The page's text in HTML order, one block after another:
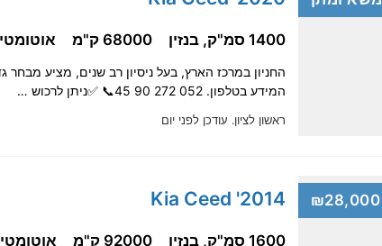
ראשון לציון. עודכן לפני יום
1400 סמ"ק, בנזין 68000 ק"מ אוטומטי
החניון במרכז הארץ, בעל ניסיון רב שנים, מציע
המידע בטלפון. 052 272 90 45📞 ✅ניתן לרכוש …
₪28,000
2014' Kia Ceed
1600 סמ"ק, בנזין 92000 ק"מ אוטומטי